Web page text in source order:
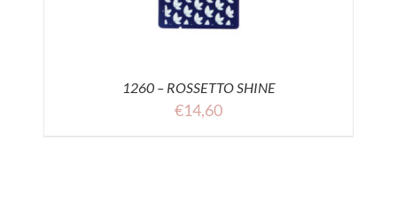
1260 – ROSSETTO SHINE
€14,60